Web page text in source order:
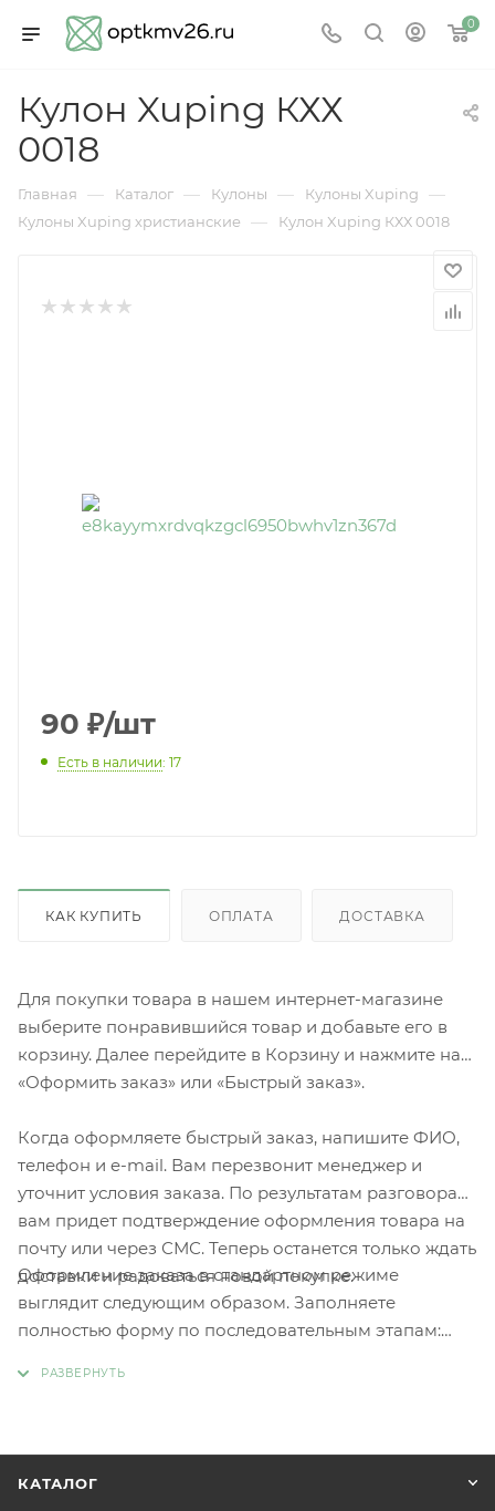
0
Кулон Xuping КХХ
0018
Главная — Каталог — Кулоны — Кулоны Xuping —
Кулоны Xuping христианские — Кулон Xuping КХХ 0018
90 ₽/шт
Есть в наличии: 17
КАК КУПИТЬ ОПЛАТА ДОСТАВКА
Для покупки товара в нашем интернет-магазине
выберите понравившийся товар и добавьте его в
корзину. Далее перейдите в Корзину и нажмите на
«Оформить заказ» или «Быстрый заказ».
Когда оформляете быстрый заказ, напишите ФИО,
телефон и e-mail. Вам перезвонит менеджер и
уточнит условия заказа. По результатам разговора
вам придет подтверждение оформления товара на
почту или через СМС. Теперь останется только ждать
доставки и радоваться новой покупке.
Оформление заказа в стандартном режиме
выглядит следующим образом. Заполняете
полностью форму по последовательным этапам:
КАТАЛОГ